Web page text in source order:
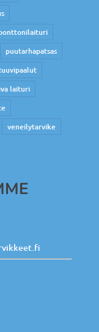
puutarhapatsas
laituri
veneilytarvike